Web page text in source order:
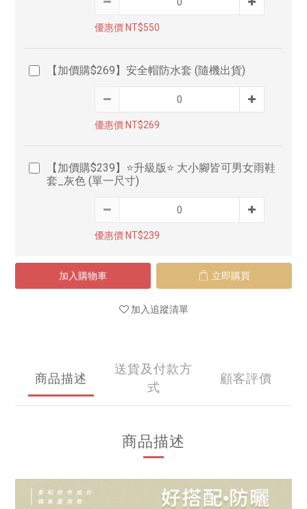
優惠價 NT$550
【加價購$269】安全帽防水套 (隨機出貨)
優惠價 NT$269
【加價購$239】⭐升級版⭐ 大小腳皆可男女雨鞋
套_灰色 (單一尺寸)
優惠價 NT$239
加入購物車 立即購買
加入追蹤清單
商品描述
送貨及付款方
式
顧客評價
商品描述